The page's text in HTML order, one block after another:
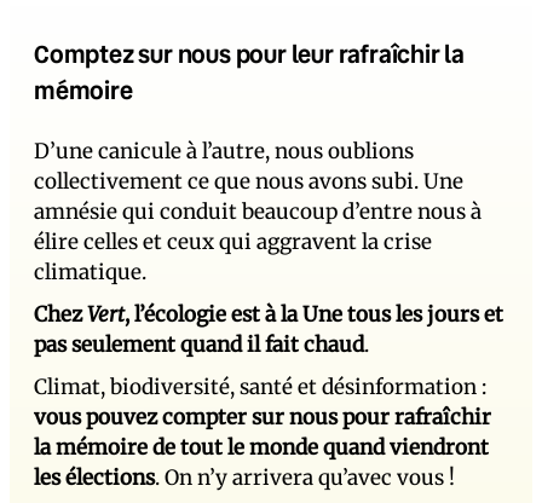
Comptez sur nous pour leur rafraîchir la
mémoire
D’une canicule à l’autre, nous oublions
collectivement ce que nous avons subi. Une
amnésie qui conduit beaucoup d’entre nous à
élire celles et ceux qui aggravent la crise
climatique.
ChezVert, l’écologie est à la Une tous les jours et
pas seulement quand il fait chaud.
Climat, biodiversité, santé et désinformation :
vous pouvez compter sur nous pour rafraîchir
la mémoire de tout le monde quand viendront
les élections. On n’y arrivera qu’avec vous !